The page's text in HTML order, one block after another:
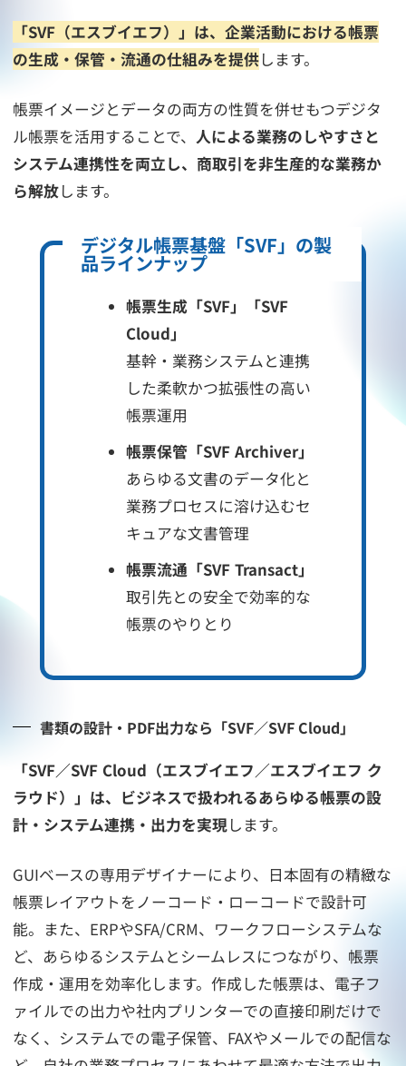
「SVF（エスブイエフ）」は、企業活動における帳票
の生成・保管・流通の仕組みを提供します。
帳票イメージとデータの両方の性質を併せもつデジタ
ル帳票を活用することで、 人による業務のしやすさと
システム連携性を両立し、商取引を非生産的な業務か
ら解放します。
デジタル帳票基盤「SVF」の製
品ラインナップ
帳票生成「SVF」「SVF
Cloud」
基幹・業務システムと連携
した柔軟かつ拡張性の高い
帳票運用
帳票保管「SVF Archiver」
あらゆる文書のデータ化と
業務プロセスに溶け込むセ
キュアな文書管理
帳票流通「SVF Transact」
取引先との安全で効率的な
帳票のやりとり
書類の設計・PDF出力なら「SVF／SVF Cloud」
「SVF／SVF Cloud（エスブイエフ／エスブイエフ ク
ラウド）」は、ビジネスで扱われるあらゆる帳票の設
計・システム連携・出力を実現します。
GUIベースの専用デザイナーにより、日本固有の精緻な
帳票レイアウトをノーコード・ローコードで設計可
能。また、ERPやSFA/CRM、ワークフローシステムな
ど、あらゆるシステムとシームレスにつながり、帳票
作成・運用を効率化します。作成した帳票は、電子フ
ァイルでの出力や社内プリンターでの直接印刷だけで
なく、システムでの電子保管、FAXやメールでの配信な